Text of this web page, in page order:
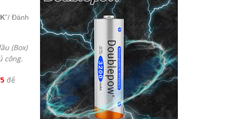
”/ Đánh
(Box)
công.
để